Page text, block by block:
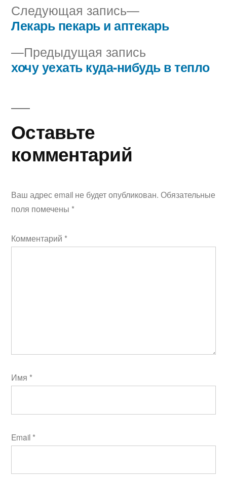
Навигация
по
записям
Предыдущая запись
запись:
хочу уехать куда-нибудь в тепло
Следующая запись
Следующая
запись:
Лекарь пекарь и аптекарь
Оставьте
комментарий
Ваш адрес email не будет опубликован. Обязательные
поля помечены *
Комментарий *
Имя *
Email *